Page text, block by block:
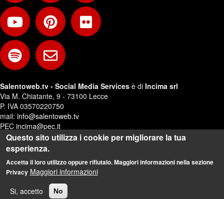
Salentoweb.tv - Social Media Services è di Incima srl
Via M. Chiatante, 9 - 73100 Lecce
P. IVA 03570220750
mail: info@salentoweb.tv
PEC incima@pec.it
Privacy e Trattamento Dati Personali
Web Design:
Questo sito utilizza i cookie per migliorare la tua
esperienza.
Accetta il loro utilizzo oppure rifiutalo. Maggiori informazioni nella sezione
Privacy Maggiori informazioni
Si, accetto
No